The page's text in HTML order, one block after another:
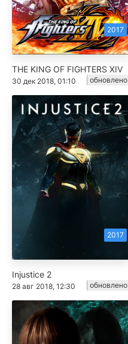
2017
THE KING OF FIGHTERS XIV
30 дек 2018, 01:10 обновлено
2017
Injustice 2
28 авг 2018, 12:30 обновлено